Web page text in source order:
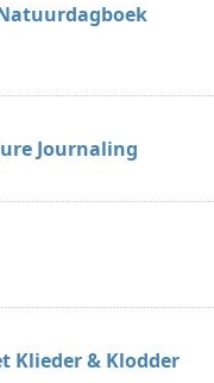
Journaling
Klieder & Klodder